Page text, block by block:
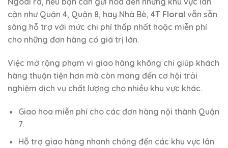
cận như Quận 4, Quận 8, hay Nhà Bè, 4T Floral vẫn sẵn
sàng hỗ trợ với mức chi phí thấp nhất hoặc miễn phí
cho những đơn hàng có giá trị lớn.
Việc mở rộng phạm vi giao hàng không chỉ giúp khách
hàng thuận tiện hơn mà còn mang đến cơ hội trải
nghiệm dịch vụ chất lượng cho nhiều khu vực khác.
Giao hoa miễn phí cho các đơn hàng nội thành Quận
7.
Hỗ trợ giao hàng nhanh chóng đến các khu vực lân